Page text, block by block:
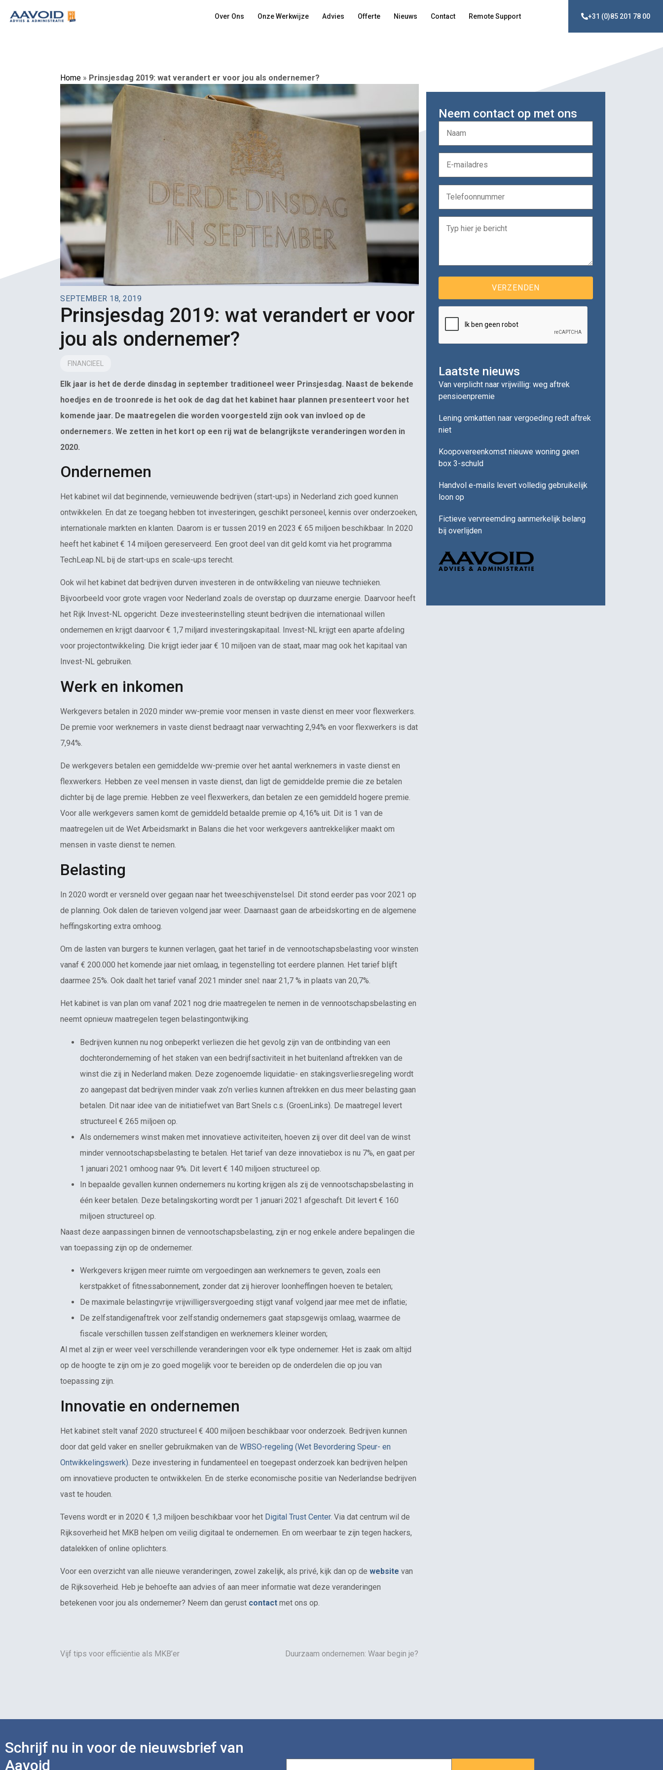
Over Ons Onze Werkwijze Advies Offerte Nieuws Contact Remote Support +31 (0)85 201 78 00
Home » Prinsjesdag 2019: wat verandert er voor jou als ondernemer?
SEPTEMBER 18, 2019
Prinsjesdag 2019: wat verandert er voor
jou als ondernemer?
FINANCIEEL
Elk jaar is het de derde dinsdag in september traditioneel weer Prinsjesdag. Naast de bekende
hoedjes en de troonrede is het ook de dag dat het kabinet haar plannen presenteert voor het
komende jaar. De maatregelen die worden voorgesteld zijn ook van invloed op de
ondernemers. We zetten in het kort op een rij wat de belangrijkste veranderingen worden in
2020.
Ondernemen
Het kabinet wil dat beginnende, vernieuwende bedrijven (start-ups) in Nederland zich goed kunnen
ontwikkelen. En dat ze toegang hebben tot investeringen, geschikt personeel, kennis over onderzoeken,
internationale markten en klanten. Daarom is er tussen 2019 en 2023 € 65 miljoen beschikbaar. In 2020
heeft het kabinet € 14 miljoen gereserveerd. Een groot deel van dit geld komt via het programma
TechLeap.NL bij de start-ups en scale-ups terecht.
Ook wil het kabinet dat bedrijven durven investeren in de ontwikkeling van nieuwe technieken.
Bijvoorbeeld voor grote vragen voor Nederland zoals de overstap op duurzame energie. Daarvoor heeft
het Rijk Invest-NL opgericht. Deze investeerinstelling steunt bedrijven die internationaal willen
ondernemen en krijgt daarvoor € 1,7 miljard investeringskapitaal. Invest-NL krijgt een aparte afdeling
voor projectontwikkeling. Die krijgt ieder jaar € 10 miljoen van de staat, maar mag ook het kapitaal van
Invest-NL gebruiken.
Werk en inkomen
Werkgevers betalen in 2020 minder ww-premie voor mensen in vaste dienst en meer voor flexwerkers.
De premie voor werknemers in vaste dienst bedraagt naar verwachting 2,94% en voor flexwerkers is dat
7,94%.
De werkgevers betalen een gemiddelde ww-premie over het aantal werknemers in vaste dienst en
flexwerkers. Hebben ze veel mensen in vaste dienst, dan ligt de gemiddelde premie die ze betalen
dichter bij de lage premie. Hebben ze veel flexwerkers, dan betalen ze een gemiddeld hogere premie.
Voor alle werkgevers samen komt de gemiddeld betaalde premie op 4,16% uit. Dit is 1 van de
maatregelen uit de Wet Arbeidsmarkt in Balans die het voor werkgevers aantrekkelijker maakt om
mensen in vaste dienst te nemen.
Belasting
In 2020 wordt er versneld over gegaan naar het tweeschijvenstelsel. Dit stond eerder pas voor 2021 op
de planning. Ook dalen de tarieven volgend jaar weer. Daarnaast gaan de arbeidskorting en de algemene
heffingskorting extra omhoog.
Om de lasten van burgers te kunnen verlagen, gaat het tarief in de vennootschapsbelasting voor winsten
vanaf € 200.000 het komende jaar niet omlaag, in tegenstelling tot eerdere plannen. Het tarief blijft
daarmee 25%. Ook daalt het tarief vanaf 2021 minder snel: naar 21,7 % in plaats van 20,7%.
Het kabinet is van plan om vanaf 2021 nog drie maatregelen te nemen in de vennootschapsbelasting en
neemt opnieuw maatregelen tegen belastingontwijking.
Bedrijven kunnen nu nog onbeperkt verliezen die het gevolg zijn van de ontbinding van een
dochteronderneming of het staken van een bedrijfsactiviteit in het buitenland aftrekken van de
winst die zij in Nederland maken. Deze zogenoemde liquidatie- en stakingsverliesregeling wordt
zo aangepast dat bedrijven minder vaak zo’n verlies kunnen aftrekken en dus meer belasting gaan
betalen. Dit naar idee van de initiatiefwet van Bart Snels c.s. (GroenLinks). De maatregel levert
structureel € 265 miljoen op.
Als ondernemers winst maken met innovatieve activiteiten, hoeven zij over dit deel van de winst
minder vennootschapsbelasting te betalen. Het tarief van deze innovatiebox is nu 7%, en gaat per
1 januari 2021 omhoog naar 9%. Dit levert € 140 miljoen structureel op.
In bepaalde gevallen kunnen ondernemers nu korting krijgen als zij de vennootschapsbelasting in
één keer betalen. Deze betalingskorting wordt per 1 januari 2021 afgeschaft. Dit levert € 160
miljoen structureel op.
Naast deze aanpassingen binnen de vennootschapsbelasting, zijn er nog enkele andere bepalingen die
van toepassing zijn op de ondernemer.
Werkgevers krijgen meer ruimte om vergoedingen aan werknemers te geven, zoals een
kerstpakket of fitnessabonnement, zonder dat zij hierover loonheffingen hoeven te betalen;
De maximale belastingvrije vrijwilligersvergoeding stijgt vanaf volgend jaar mee met de inflatie;
De zelfstandigenaftrek voor zelfstandig ondernemers gaat stapsgewijs omlaag, waarmee de
fiscale verschillen tussen zelfstandigen en werknemers kleiner worden;
Al met al zijn er weer veel verschillende veranderingen voor elk type ondernemer. Het is zaak om altijd
op de hoogte te zijn om je zo goed mogelijk voor te bereiden op de onderdelen die op jou van
toepassing zijn.
Innovatie en ondernemen
Het kabinet stelt vanaf 2020 structureel € 400 miljoen beschikbaar voor onderzoek. Bedrijven kunnen
door dat geld vaker en sneller gebruikmaken van de WBSO-regeling (Wet Bevordering Speur- en
Ontwikkelingswerk) . Deze investering in fundamenteel en toegepast onderzoek kan bedrijven helpen
om innovatieve producten te ontwikkelen. En de sterke economische positie van Nederlandse bedrijven
vast te houden.
Tevens wordt er in 2020 € 1,3 miljoen beschikbaar voor het Digital Trust Center. Via dat centrum wil de
Rijksoverheid het MKB helpen om veilig digitaal te ondernemen. En om weerbaar te zijn tegen hackers,
datalekken of online oplichters.
Voor een overzicht van alle nieuwe veranderingen, zowel zakelijk, als privé, kijk dan op de website van
de Rijksoverheid. Heb je behoefte aan advies of aan meer informatie wat deze veranderingen
betekenen voor jou als ondernemer? Neem dan gerust contact met ons op.
Vijf tips voor efficiëntie als MKB’er Duurzaam ondernemen: Waar begin je?
Neem contact op met ons
Laatste nieuws
Van verplicht naar vrijwillig: weg aftrek
pensioenpremie
Lening omkatten naar vergoeding redt aftrek
niet
Koopovereenkomst nieuwe woning geen
box 3-schuld
Handvol e-mails levert volledig gebruikelijk
loon op
Fictieve vervreemding aanmerkelijk belang
bij overlijden
Schrijf nu in voor de nieuwsbrief van
Aavoid